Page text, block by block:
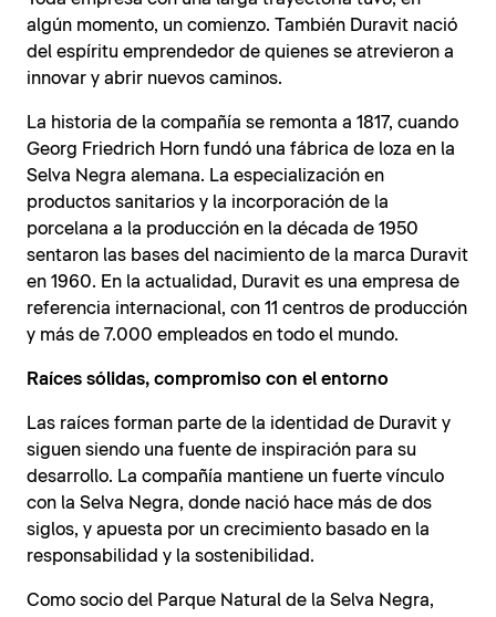
algún momento, un comienzo. También Duravit nació
del espíritu emprendedor de quienes se atrevieron a
innovar y abrir nuevos caminos.
La historia de la compañía se remonta a 1817, cuando
Georg Friedrich Horn fundó una fábrica de loza en la
Selva Negra alemana. La especialización en
productos sanitarios y la incorporación de la
porcelana a la producción en la década de 1950
sentaron las bases del nacimiento de la marca Duravit
en 1960. En la actualidad, Duravit es una empresa de
referencia internacional, con 11 centros de producción
y más de 7.000 empleados en todo el mundo.
Raíces sólidas, compromiso con el entorno
Las raíces forman parte de la identidad de Duravit y
siguen siendo una fuente de inspiración para su
desarrollo. La compañía mantiene un fuerte vínculo
con la Selva Negra, donde nació hace más de dos
siglos, y apuesta por un crecimiento basado en la
responsabilidad y la sostenibilidad.
Como socio del Parque Natural de la Selva Negra,